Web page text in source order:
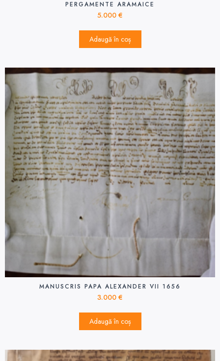
PERGAMENTE ARAMAICE
5.000 €
Adaugă în coș
MANUSCRIS PAPA ALEXANDER VII 1656
3.000 €
Adaugă în coș